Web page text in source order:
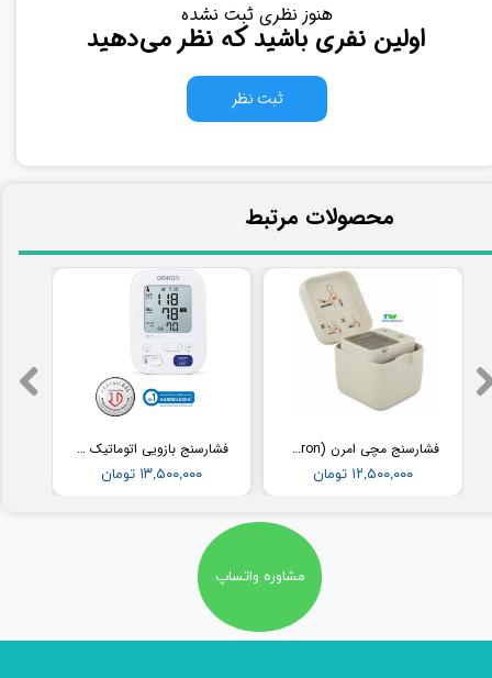
هنوز نظری ثبت نشده
اولین نفری باشید که نظر می‌دهید
ثبت نظر
فشارسنج بازویی اتوماتیک با کاف پهن امرن (OMRON) مدل M3
۱۳,۵۰۰,۰۰۰ تومان
فشارسنج مچی امرن (Omron) مدل RS2
۱۲,۵۰۰,۰۰۰ تومان
​محصولات مرتبط
مشاوره واتساپ